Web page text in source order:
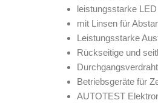
leistungsstarke
mit Linsen für
Leistungsstarke
Rückseitige und
Betriebsgeräte für
AUTOTEST